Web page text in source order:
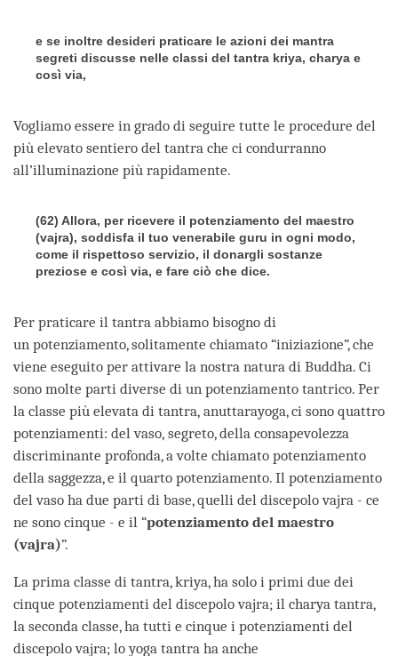
e se inoltre desideri praticare le azioni dei mantra
segreti discusse nelle classi del tantra kriya, charya e
così via,
Vogliamo essere in grado di seguire tutte le procedure del
più elevato sentiero del tantra che ci condurranno
all’illuminazione più rapidamente.
(62) Allora, per ricevere il potenziamento del maestro
(vajra), soddisfa il tuo venerabile guru in ogni modo,
come il rispettoso servizio, il donargli sostanze
preziose e così via, e fare ciò che dice.
Per praticare il tantra abbiamo bisogno di
un potenziamento, solitamente chiamato “iniziazione”, che
viene eseguito per attivare la nostra natura di Buddha. Ci
sono molte parti diverse di un potenziamento tantrico. Per
la classe più elevata di tantra, anuttarayoga, ci sono quattro
potenziamenti: del vaso, segreto, della consapevolezza
discriminante profonda, a volte chiamato potenziamento
della saggezza, e il quarto potenziamento. Il potenziamento
del vaso ha due parti di base, quelli del discepolo vajra - ce
ne sono cinque - e il “potenziamento del maestro
(vajra)”.
La prima classe di tantra, kriya, ha solo i primi due dei
cinque potenziamenti del discepolo vajra; il charya tantra,
la seconda classe, ha tutti e cinque i potenziamenti del
discepolo vajra; lo yoga tantra ha anche